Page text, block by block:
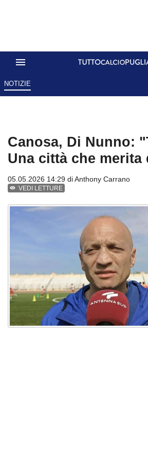
NOTIZIE
Canosa, Di Nunno:
Una città che merita
05.05.2026 14:29 diAnthony Carrano
VEDI LETTURE